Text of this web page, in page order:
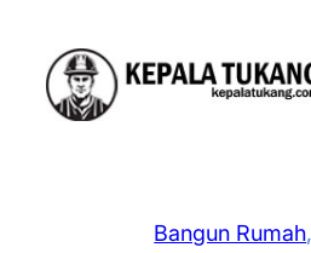
content
Bangun Rumah,